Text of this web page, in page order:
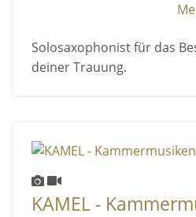
Solosaxophonist für das
deiner Trauung.
KAMEL -